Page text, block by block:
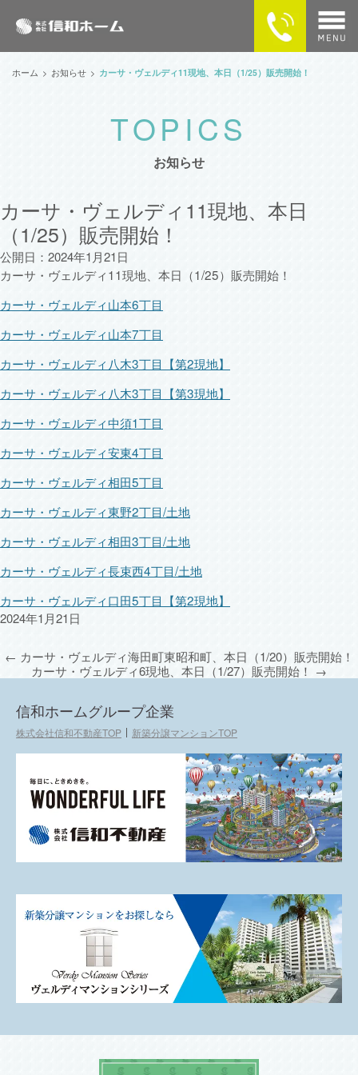
ホーム お知らせ カーサ・ヴェルディ11現地、本日（1/25）販売開始！
お知らせ
カーサ・ヴェルディ11現地、本日
（1/25）販売開始！
公開日：2024年1月21日
カーサ・ヴェルディ11現地、本日（1/25）販売開始！
カーサ・ヴェルディ山本6丁目
カーサ・ヴェルディ山本7丁目
カーサ・ヴェルディ八木3丁目【第2現地】
カーサ・ヴェルディ八木3丁目【第3現地】
カーサ・ヴェルディ中須1丁目
カーサ・ヴェルディ安東4丁目
カーサ・ヴェルディ相田5丁目
カーサ・ヴェルディ東野2丁目/土地
カーサ・ヴェルディ相田3丁目/土地
カーサ・ヴェルディ長束西4丁目/土地
カーサ・ヴェルディ口田5丁目【第2現地】
2024年1月21日
← カーサ・ヴェルディ海田町東昭和町、本日（1/20）販売開始！
カーサ・ヴェルディ6現地、本日（1/27）販売開始！ →
home
企業情報
供給実績
SNSで最新情報をチェック！
信和ホームグループ企業
株式会社信和不動産TOP 新築分譲マンションTOP